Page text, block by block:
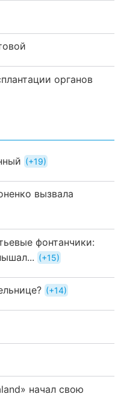
органов
+19
вызвала
фонтанчики:
+15
+14
начал свою